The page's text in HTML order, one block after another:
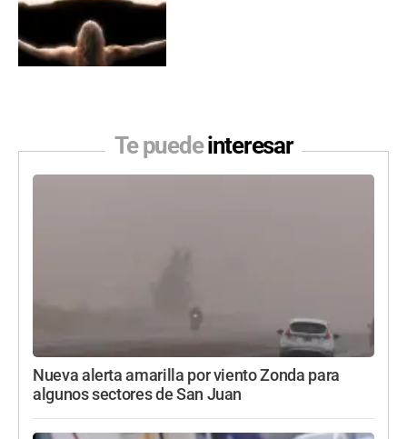
Te puedeinteresar
Nueva alerta amarilla por viento Zonda para
algunos sectores de San Juan